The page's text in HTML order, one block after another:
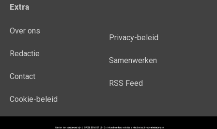
Extra
Over ons
Redactie
Contact
Cookie-beleid
Privacy-beleid
Samenwerken
RSS Feed